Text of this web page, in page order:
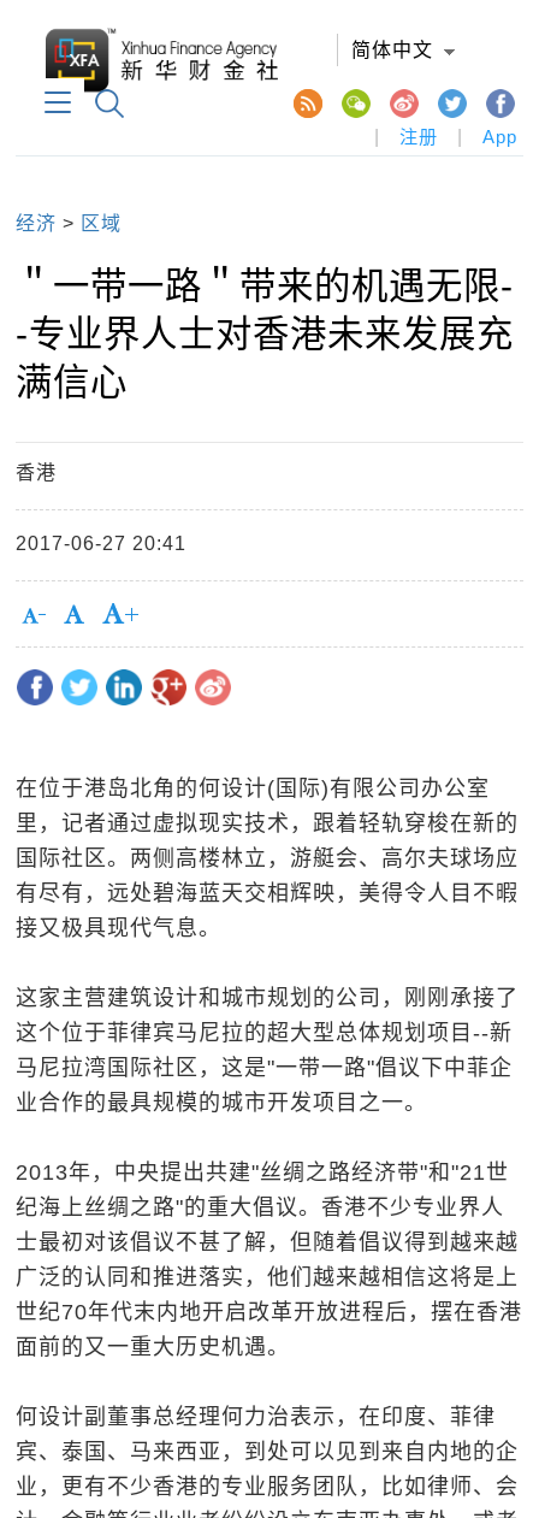
简体中文
注册 App
经济 > 区域
＂一带一路＂带来的机遇无限-
-专业界人士对香港未来发展充
满信心
香港
2017-06-27 20:41
在位于港岛北角的何设计(国际)有限公司办公室
里，记者通过虚拟现实技术，跟着轻轨穿梭在新的
国际社区。两侧高楼林立，游艇会、高尔夫球场应
有尽有，远处碧海蓝天交相辉映，美得令人目不暇
接又极具现代气息。
这家主营建筑设计和城市规划的公司，刚刚承接了
这个位于菲律宾马尼拉的超大型总体规划项目--新
马尼拉湾国际社区，这是"一带一路"倡议下中菲企
业合作的最具规模的城市开发项目之一。
2013年，中央提出共建"丝绸之路经济带"和"21世
纪海上丝绸之路"的重大倡议。香港不少专业界人
士最初对该倡议不甚了解，但随着倡议得到越来越
广泛的认同和推进落实，他们越来越相信这将是上
世纪70年代末内地开启改革开放进程后，摆在香港
面前的又一重大历史机遇。
何设计副董事总经理何力治表示，在印度、菲律
宾、泰国、马来西亚，到处可以见到来自内地的企
业，更有不少香港的专业服务团队，比如律师、会